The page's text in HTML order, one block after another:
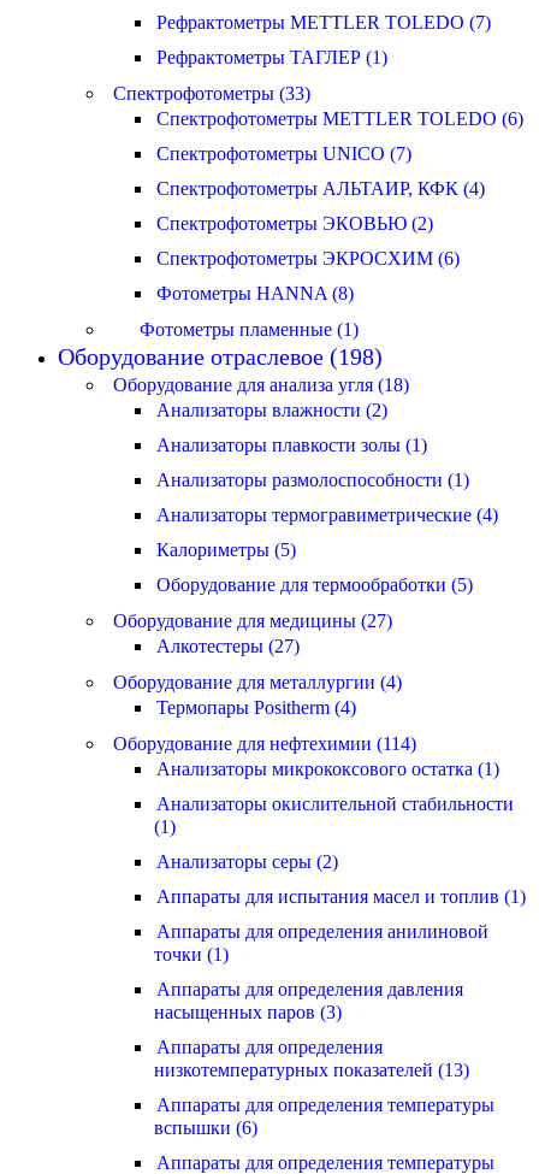
Рефрактометры METTLER TOLEDO (7)
Рефрактометры ТАГЛЕР (1)
Спектрофотометры (33)
Спектрофотометры METTLER TOLEDO (6)
Спектрофотометры UNICO (7)
Спектрофотометры АЛЬТАИР, КФК (4)
Спектрофотометры ЭКОВЬЮ (2)
Спектрофотометры ЭКРОСХИМ (6)
Фотометры HANNA (8)
Фотометры пламенные (1)
Оборудование отраслевое (198)
Оборудование для анализа угля (18)
Анализаторы влажности (2)
Анализаторы плавкости золы (1)
Анализаторы размолоспособности (1)
Анализаторы термогравиметрические (4)
Калориметры (5)
Оборудование для термообработки (5)
Оборудование для медицины (27)
Алкотестеры (27)
Оборудование для металлургии (4)
Термопары Positherm (4)
Оборудование для нефтехимии (114)
Анализаторы микрококсового остатка (1)
Анализаторы окислительной стабильности
(1)
Анализаторы серы (2)
Аппараты для испытания масел и топлив (1)
Аппараты для определения анилиновой
точки (1)
Аппараты для определения давления
насыщенных паров (3)
Аппараты для определения
низкотемпературных показателей (13)
Аппараты для определения температуры
вспышки (6)
Аппараты для определения температуры